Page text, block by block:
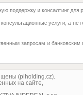
миллионы туристов?
крупной суммой денег нашла своего владельца
диким животным – как помочь?
поддержку и консалтинг для
услуги, а
запросам и
(piholding.cz).
на сайте,